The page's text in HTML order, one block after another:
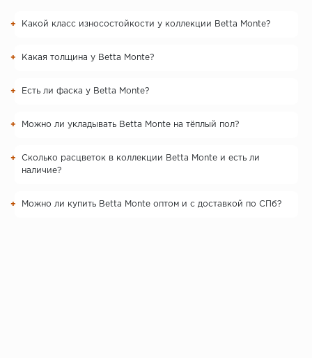
Какой класс износостойкости у коллекции Betta Monte?
Какая толщина у Betta Monte?
Есть ли фаска у Betta Monte?
Можно ли укладывать Betta Monte на тёплый пол?
Сколько расцветок в коллекции Betta Monte и есть ли
наличие?
Можно ли купить Betta Monte оптом и с доставкой по СПб?